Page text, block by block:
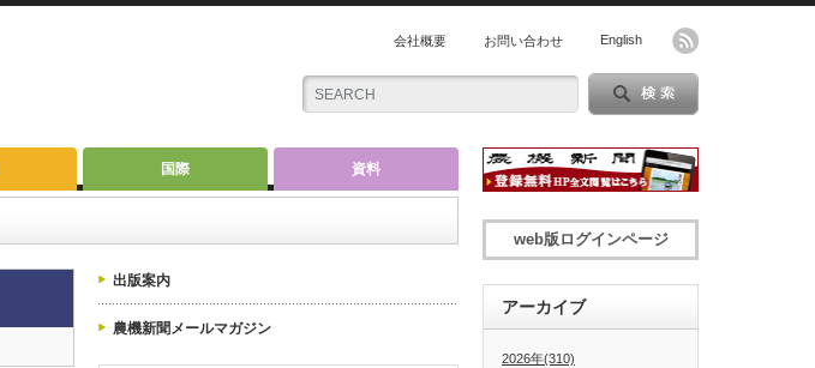
会社概要 お問い合わせ English
国際 資料
出版案内
農機新聞メールマガジン
web版ログインページ
アーカイブ
2026年(310)